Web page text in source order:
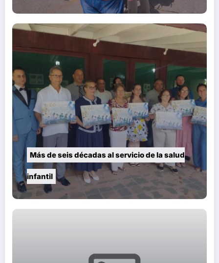
de vehículos en Cuba
Más de seis décadas al servicio de la salud
infantil